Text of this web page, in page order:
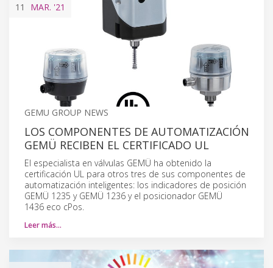
11 MAR. '21
GEMU GROUP NEWS
LOS COMPONENTES DE AUTOMATIZACIÓN
GEMÜ RECIBEN EL CERTIFICADO UL
El especialista en válvulas GEMÜ ha obtenido la
certificación UL para otros tres de sus componentes de
automatización inteligentes: los indicadores de posición
GEMÜ 1235 y GEMÜ 1236 y el posicionador GEMÜ
1436 eco cPos.
Leer más…